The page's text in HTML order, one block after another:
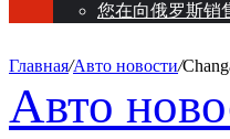
您在向俄罗斯销
Главная/Авто новости/
Авто